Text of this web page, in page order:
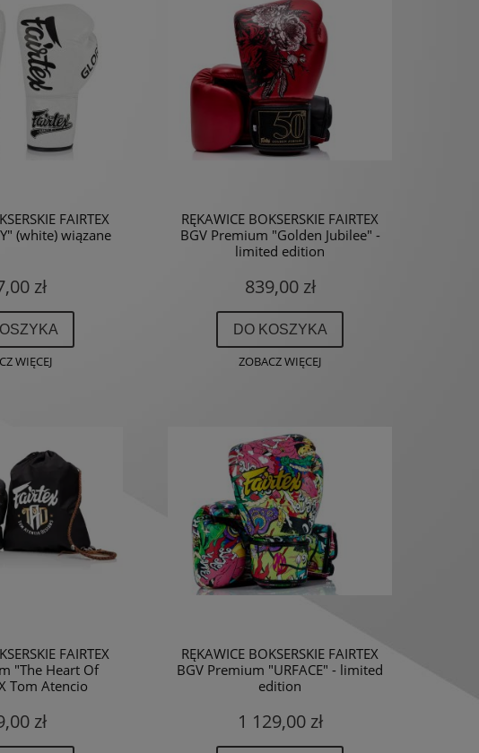
FAIRTEX
(white) wiązane
zł
WIĘCEJ
RĘKAWICE BOKSERSKIE FAIRTEX
BGV Premium "Golden Jubilee" -
limited edition
839,00 zł
DO KOSZYKA
ZOBACZ WIĘCEJ
FAIRTEX
"The Heart Of
Tom Atencio
zł
RĘKAWICE BOKSERSKIE FAIRTEX
BGV Premium "URFACE" - limited
edition
1 129,00 zł